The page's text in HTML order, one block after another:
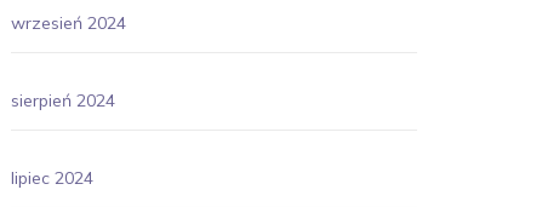
wrzesień 2024
sierpień 2024
lipiec 2024